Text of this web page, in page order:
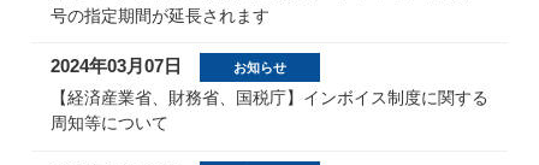
号の指定期間が延長されます
2024年03月07日 お知らせ
【経済産業省、財務省、国税庁】インボイス制度に関する
周知等について